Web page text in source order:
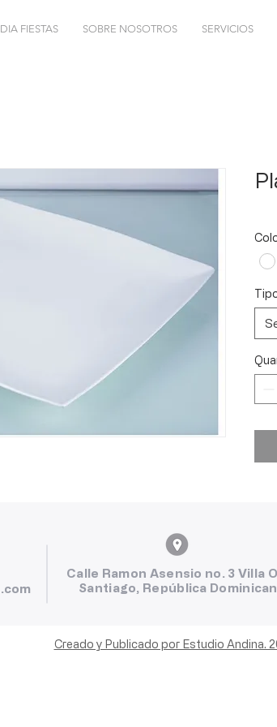
FIESTAS SOBRE NOSOTROS SERVICIOS
Calle Ramon Asensio no. 3 Villa
Santiago, República
Creado y Publicado por Estudio Andina.